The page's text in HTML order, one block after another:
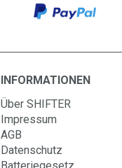
INFORMATIONEN
Über SHIFTER
Impressum
AGB
Datenschutz